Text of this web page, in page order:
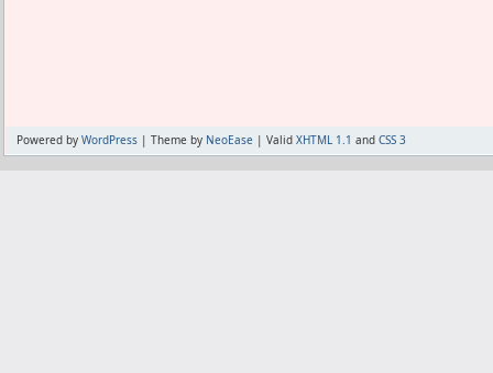
Powered by WordPress | Theme by NeoEase | Valid XHTML 1.1 and CSS 3